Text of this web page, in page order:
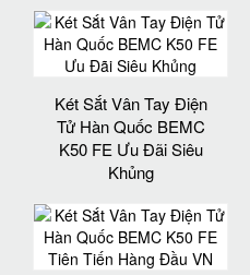
Két Sắt Vân Tay Điện
Tử Hàn Quốc BEMC
K50 FE Ưu Đãi Siêu
Khủng